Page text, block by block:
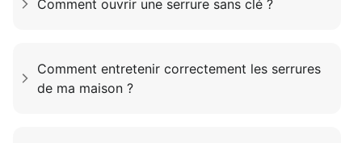
Comment ouvrir une serrure sans clé ?
Comment entretenir correctement les serrures
de ma maison ?